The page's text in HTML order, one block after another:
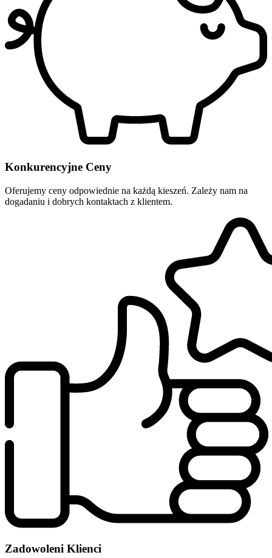
Konkurencyjne Ceny
Oferujemy ceny odpowiednie na każdą kieszeń. Zależy nam na
dogadaniu i dobrych kontaktach z klientem.
Zadowoleni Klienci